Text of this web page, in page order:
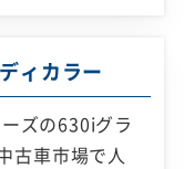
ィカラー
ズの630iグラ
古車市場で人